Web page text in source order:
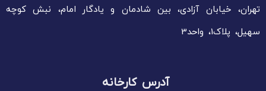
تهران، خیابان آزادی، بین شادمان و یادگار امام، نبش کوچه
سهیل، پلاک1، واحد3
آدرس کارخانه